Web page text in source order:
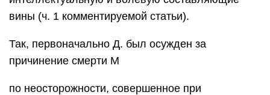
вины (ч. 1 комментируемой статьи).
Так, первоначально Д. был осужден за
причинение смерти М
по неосторожности, совершенное при